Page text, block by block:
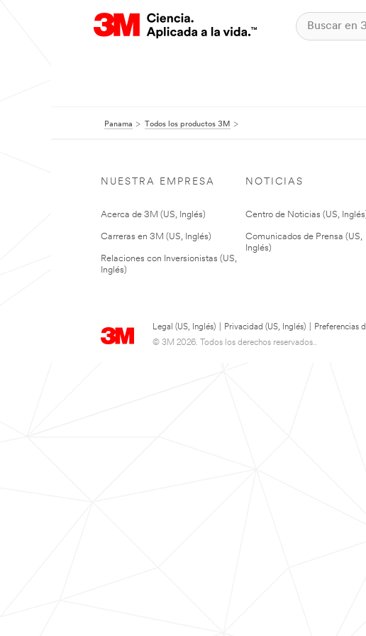
Panama Todos los productos 3M
NUESTRA EMPRESA
Acerca de 3M (US, Inglés)
Carreras en 3M (US, Inglés)
Relaciones con Inversionistas (US,
Inglés)
NOTICIAS
Centro de Noticias (US,
Comunicados de Prensa (US,
Inglés)
Legal (US, Inglés) Privacidad (US, Inglés)
Preferencias
© 3M 2026. Todos los derechos reservados..